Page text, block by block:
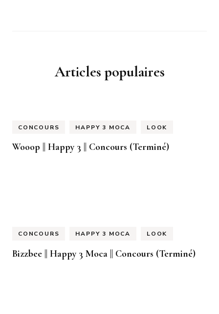
Articles populaires
CONCOURS HAPPY 3 MOCA LOOK
Wooop || Happy 3 || Concours (Terminé)
CONCOURS HAPPY 3 MOCA LOOK
Bizzbee || Happy 3 Moca || Concours (Terminé)